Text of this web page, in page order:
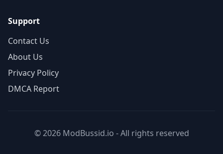
Support
Contact Us
About Us
Privacy Policy
DMCA Report
© 2026 ModBussid.io - All rights reserved